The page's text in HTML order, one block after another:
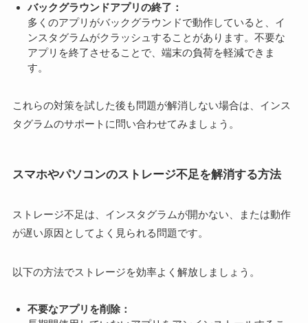
バックグラウンドアプリの終了：
多くのアプリがバックグラウンドで動作していると、イ
ンスタグラムがクラッシュすることがあります。不要な
アプリを終了させることで、端末の負荷を軽減できま
す。
これらの対策を試した後も問題が解消しない場合は、インス
タグラムのサポートに問い合わせてみましょう。
スマホやパソコンのストレージ不足を解消する方法
ストレージ不足は、インスタグラムが開かない、または動作
が遅い原因としてよく見られる問題です。
以下の方法でストレージを効率よく解放しましょう。
不要なアプリを削除：